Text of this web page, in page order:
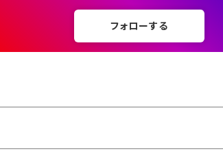
フォローする